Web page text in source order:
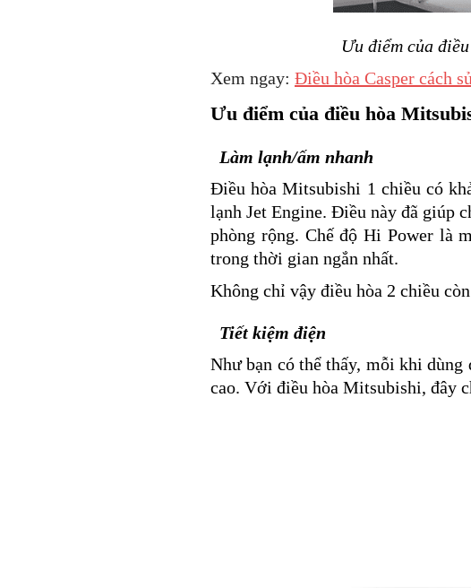
Ưu điểm của
Xem ngay: Điều hòa Casper cách
Ưu điểm của điều hòa
Làm lạnh/ấm nhanh
Điều hòa Mitsubishi 1 chiều có
lạnh Jet Engine. Điều này đã giúp
phòng rộng. Chế độ Hi Power là
trong thời gian ngắn nhất.
Không chỉ vậy điều hòa 2 chiều
Tiết kiệm điện
Như bạn có thể thấy, mỗi khi
cao. Với điều hòa Mitsubishi, đây